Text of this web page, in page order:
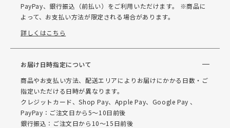
PayPay、銀行振込（前払い）をご利用いただけます。 ※商品に
よって、お支払い方法が限定される場合があります。
詳しくはこちら
お届け日時指定について
商品やお支払い方法、配送エリアによりお届けにかかる日数・ご
指定いただける日時が異なります。
クレジットカード、Shop Pay、Apple Pay、Google Pay 、
PayPay：ご注文日から5～10日前後
銀行振込：ご注文日から10～15日前後